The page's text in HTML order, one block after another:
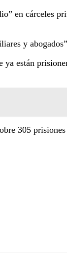
en cárceles
y
ya están
305